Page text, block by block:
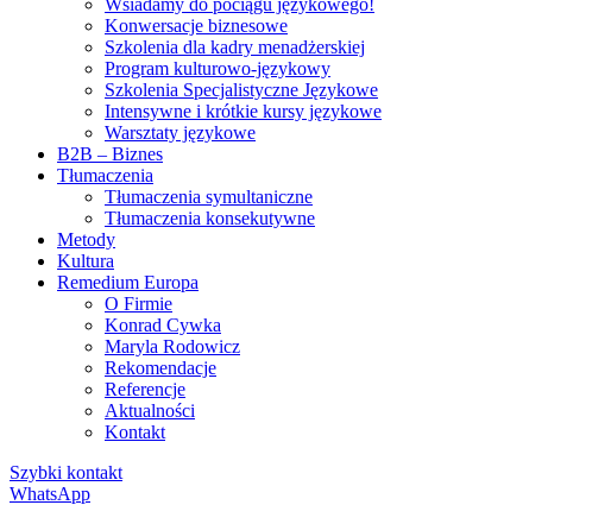
Wsiadamy do pociągu językowego!
Konwersacje biznesowe
Szkolenia dla kadry menadżerskiej
Program kulturowo-językowy
Szkolenia Specjalistyczne Językowe
Intensywne i krótkie kursy językowe
Warsztaty językowe
B2B – Biznes
Tłumaczenia
Tłumaczenia symultaniczne
Tłumaczenia konsekutywne
Metody
Kultura
Remedium Europa
O Firmie
Konrad Cywka
Maryla Rodowicz
Rekomendacje
Referencje
Aktualności
Kontakt
Szybki kontakt
WhatsApp